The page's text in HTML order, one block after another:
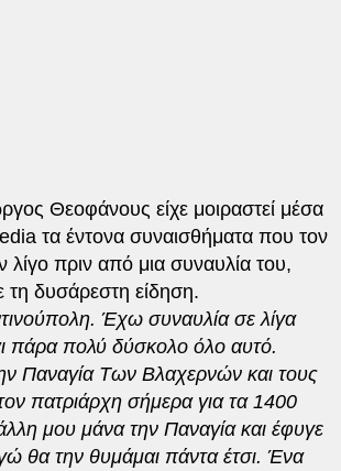
Θεοφάνους είχε μοιραστεί μέσα
τα έντονα συναισθήματα που τον
λίγο πριν από μια συναυλία του,
δυσάρεστη είδηση.
Έχω συναυλία σε λίγα
πάρα πολύ δύσκολο όλο αυτό.
Παναγία Των Βλαχερνών και τους
πατριάρχη σήμερα για τα 1400
μου μάνα την Παναγία και έφυγε
θα την θυμάμαι πάντα έτσι. Ένα